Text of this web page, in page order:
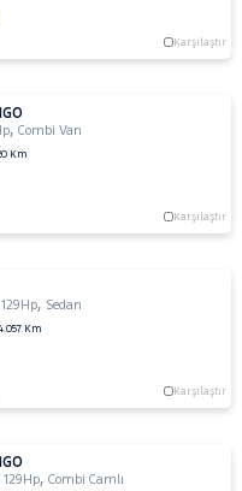
Karşılaştır
,Combi Van
Km
Karşılaştır
129Hp, Sedan
Km
Karşılaştır
129Hp,Combi Camlı